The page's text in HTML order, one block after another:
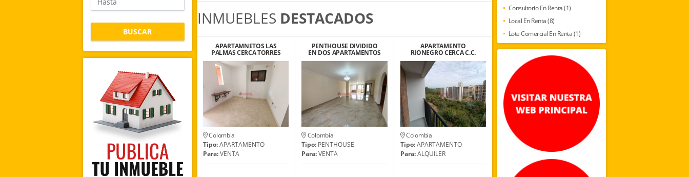
BUSCAR
INMUEBLES DESTACADOS
APARTAMNETOS LAS
PALMAS CERCA TORRES
DE BOMBONA
Colombia
Tipo:APARTAMENTO
Para:VENTA
PENTHOUSE DIVIDIDO
EN DOS APARTAMENTOS
SECTOR CENTRO AV. LA
PLAYA
Colombia
Tipo: PENTHOUSE
Para:VENTA
APARTAMENTO
RIONEGRO CERCA C.C.
RIO DEL ESTE
Colombia
Tipo:APARTAMENTO
Para:ALQUILER
Consultorio En Renta (1)
Local En Renta (8)
Lote Comercial En Renta (1)